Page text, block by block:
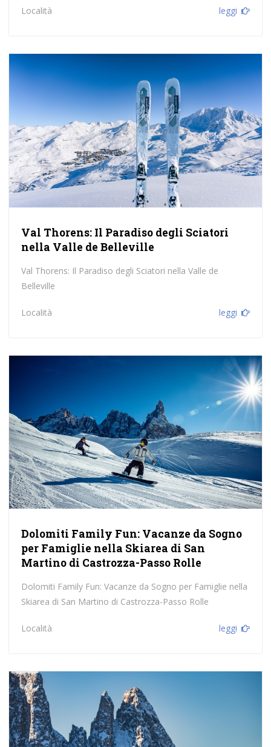
Località leggi
Val Thorens: Il Paradiso degli Sciatori
nella Valle de Belleville
Val Thorens: Il Paradiso degli Sciatori nella Valle de
Belleville
Località leggi
Dolomiti Family Fun: Vacanze da Sogno
per Famiglie nella Skiarea di San
Martino di Castrozza-Passo Rolle
Dolomiti Family Fun: Vacanze da Sogno per Famiglie nella
Skiarea di San Martino di Castrozza-Passo Rolle
Località leggi